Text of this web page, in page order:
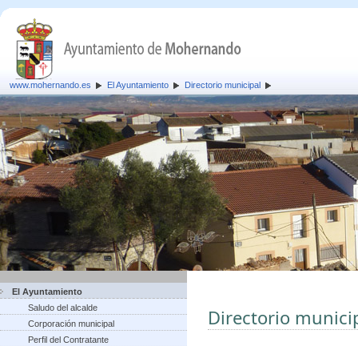
www.mohernando.es El Ayuntamiento Directorio municipal
El Ayuntamiento
Saludo del alcalde
Corporación municipal
Perfil del Contratante
Directorio